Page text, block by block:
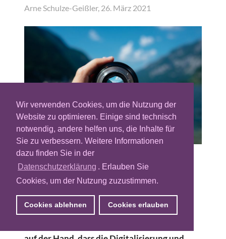
Wir verwenden Cookies, um die Nutzung der
Website zu optimieren. Einige sind technisch
notwendig, andere helfen uns, die Inhalte für
Sie zu verbessern. Weitere Informationen
dazu finden Sie in der
Datenschutzerklärung . Erlauben Sie
Cookies, um der Nutzung zuzustimmen.
Cookies ablehnen Cookies erlauben
Arne Schulze-Geißler, 26. März 2021
Das Marketing ist Nervenzentrum und
Taktgeber jedes absatzorientierten
Unternehmens und gleichzeitig zentrale
Schnittstelle zwischen Unternehmen und
Außenwelt, also dem übrigen Markt,